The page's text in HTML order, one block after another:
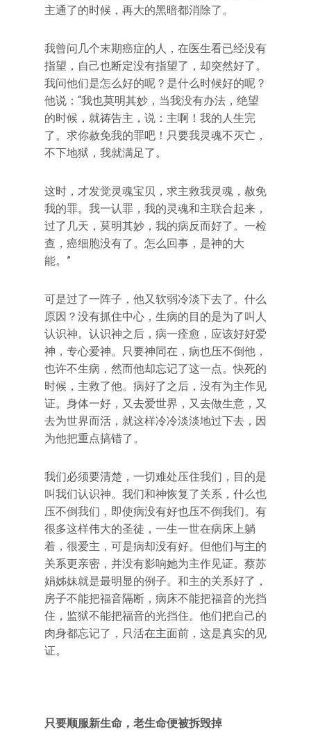
主通了的时候，再大的黑暗都消除了。
我曾问几个末期癌症的人，在医生看已经没有
指望，自己也断定没有指望了，却突然好了。
我问他们是怎么好的呢？是什么时候好的呢？
他说：“我也莫明其妙，当我没有办法，绝望
的时候，就祷告主，说：主啊！我的人生完
了。求你赦免我的罪吧！只要我灵魂不灭亡，
不下地狱，我就满足了。
这时，才发觉灵魂宝贝，求主救我灵魂，赦免
我的罪。我一认罪，我的灵魂和主联合起来，
过了几天，莫明其妙，我的病反而好了。一检
查，癌细胞没有了。怎么回事，是神的大
能。”
可是过了一阵子，他又软弱冷淡下去了。什么
原因？没有抓住中心，生病的目的是为了叫人
认识神。认识神之后，病一痊愈，应该好好爱
神，专心爱神。只要神同在，病也压不倒他，
也许不生病，然而他却忘记了这一点。快死的
时候，主救了他。病好了之后，没有为主作见
证。身体一好，又去爱世界，又去做生意，又
去为世界而活，就这样冷冷淡淡地过下去，因
为他把重点搞错了。
我们必须要清楚，一切难处压住我们，目的是
叫我们认识神。我们和神恢复了关系，什么也
压不倒我们，即使病没有好也压不倒我们。有
很多这样伟大的圣徒，一生一世在病床上躺
着，很爱主，可是病却没有好。但他们与主的
关系更亲密，并没有影响她为主作见证。蔡苏
娟姊妹就是最明显的例子。和主的关系好了，
房子不能把福音隔断，病床不能把福音的光挡
住，监狱不能把福音的光挡住。他们把自己的
肉身都忘记了，只活在主面前，这是真实的见
证。
只要顺服新生命，老生命便被拆毁掉